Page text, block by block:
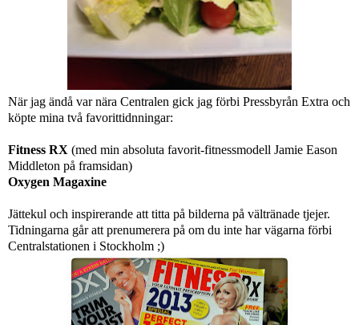
När jag ändå var nära Centralen gick jag förbi Pressbyrån Extra och
köpte mina två favorittidnningar:
Fitness RX (med min absoluta favorit-fitnessmodell Jamie Eason
Middleton på framsidan)
Oxygen Magaxine
Jättekul och inspirerande att titta på bilderna på vältränade tjejer.
Tidningarna går att prenumerera på om du inte har vägarna förbi
Centralstationen i Stockholm ;)